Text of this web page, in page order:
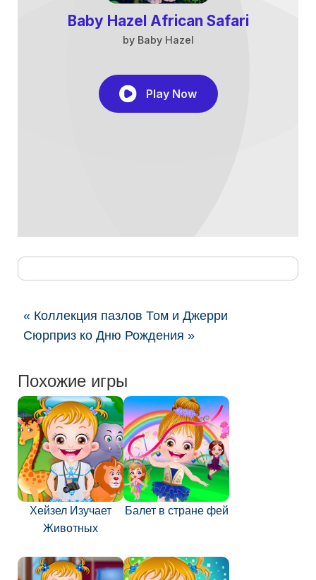
« Коллекция пазлов Том и Джерри
Сюрприз ко Дню Рождения »
Похожие игры
Хейзел Изучает
Животных
Балет в стране фей